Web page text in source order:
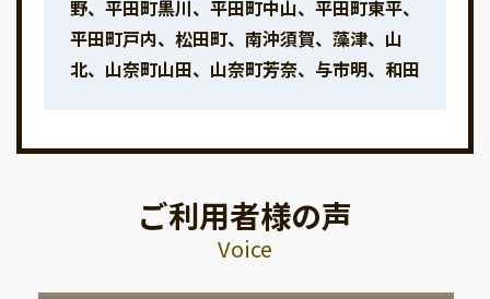
野、平田町黒川、平田町中山、平田町東平、
平田町戸内、松田町、南沖須賀、藻津、山
北、山奈町山田、山奈町芳奈、与市明、和田
ご利用者様の声
Voice